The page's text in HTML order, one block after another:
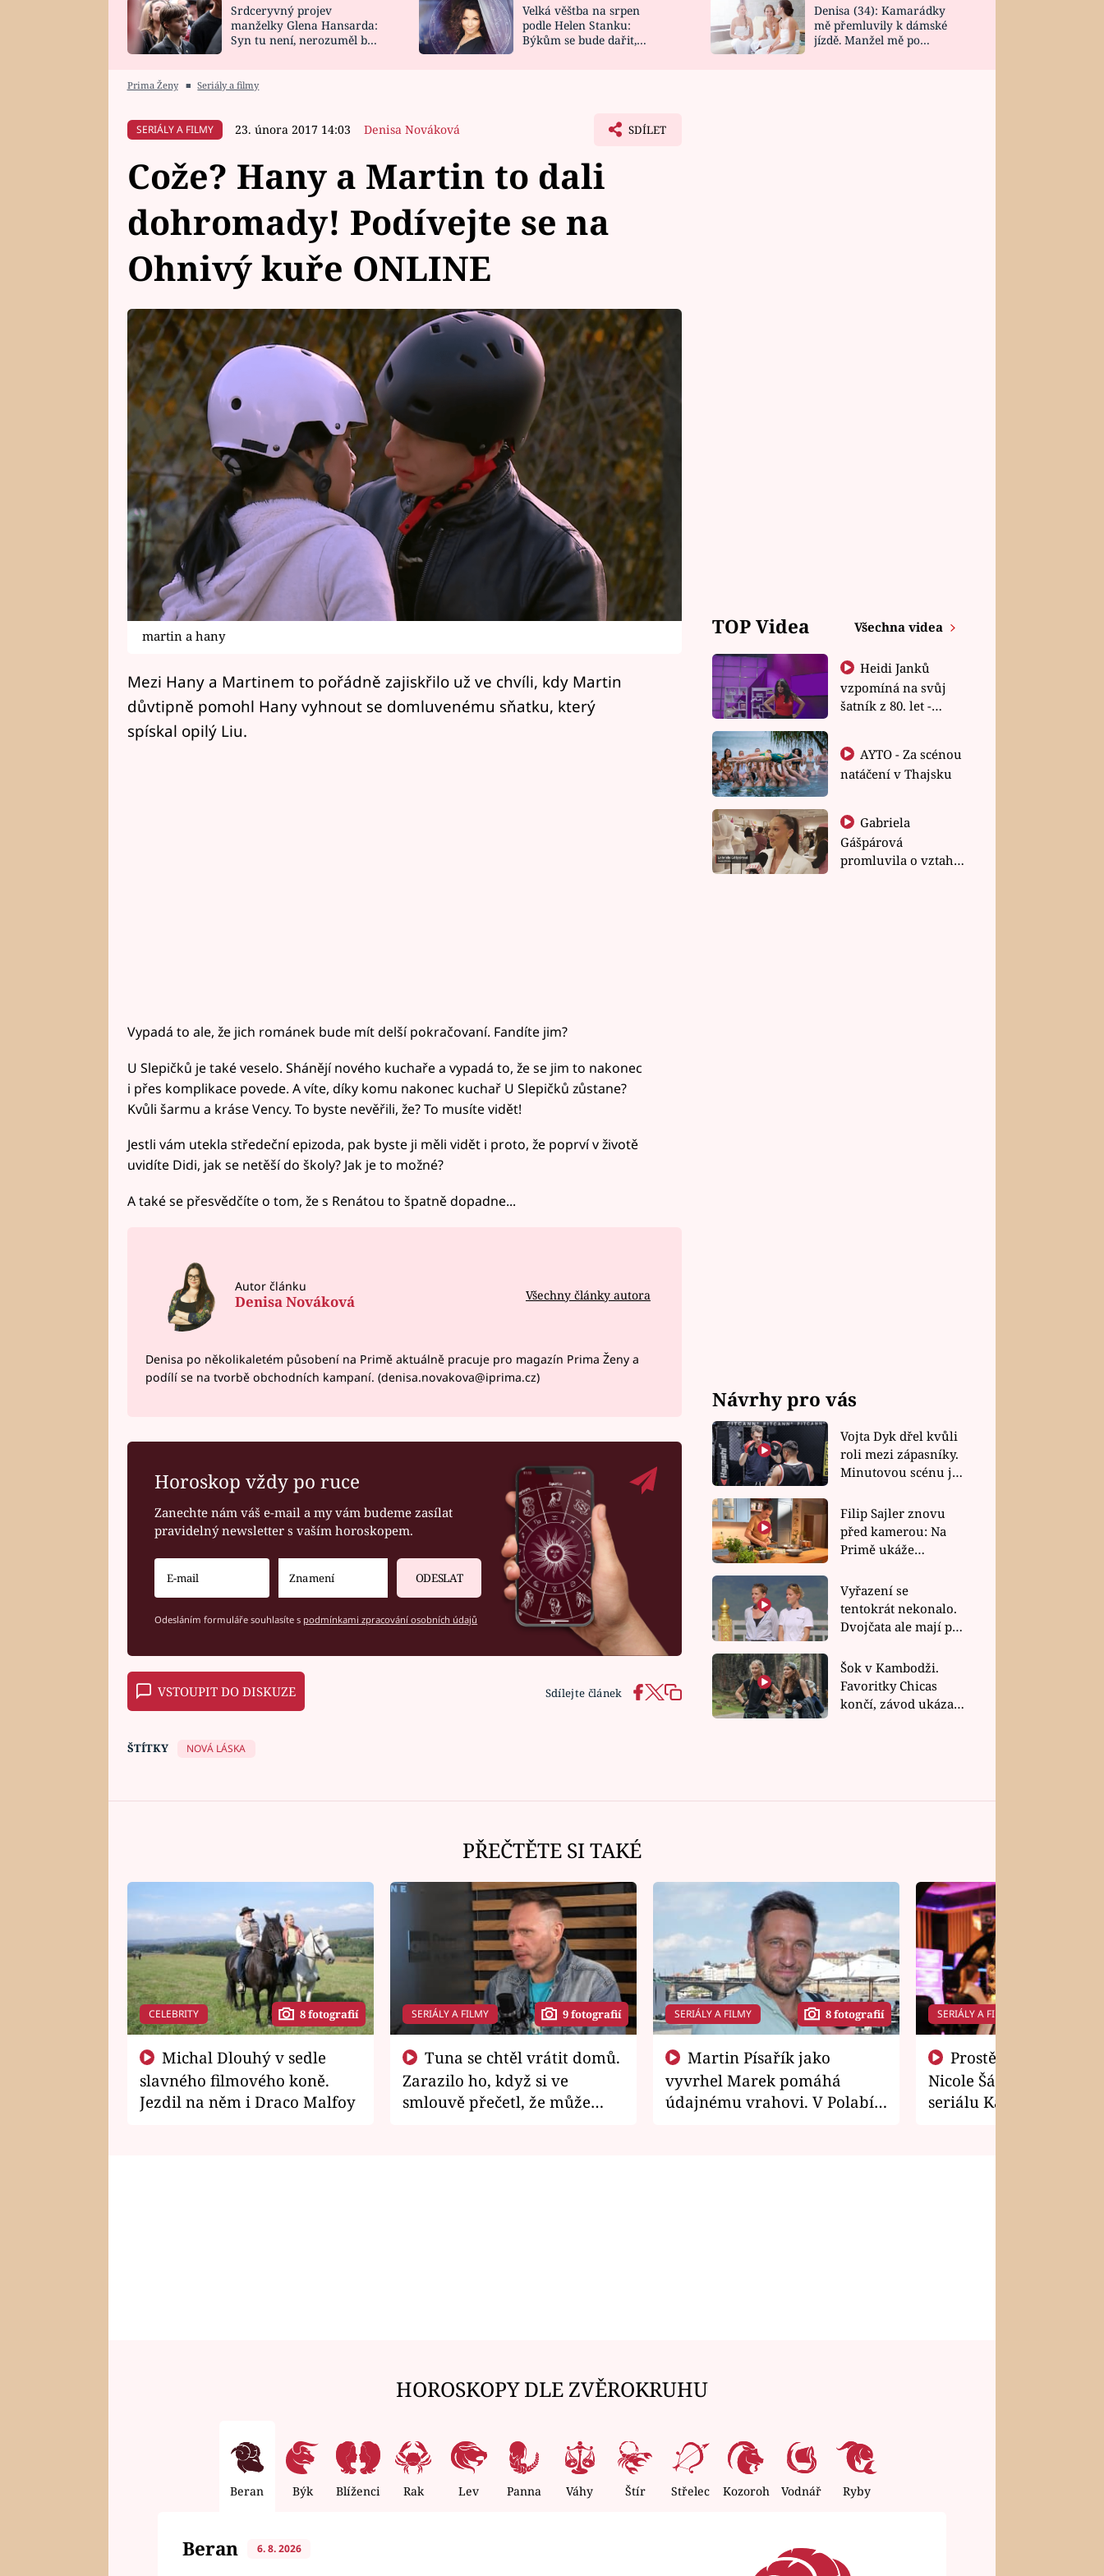
HOROSKOP NA
CELEBRITY
VAŘENÍ
NOVINKY
VIDEORECEPTY
DESIGN
Srdceryvný projev
manželky Glena Hansarda:
Syn tu není, nerozuměl by
Velká věštba na srpen
podle Helen Stanku:
Býkům se bude dařit,
Denisa (34): Kamarádky
mě přemluvily k dámské
jízdě. Manžel mě po
Prima Ženy ■ Seriály a filmy
SERIÁLY A FILMY 23. února 2017 14:03 Denisa Nováková SDÍLET
Cože? Hany a Martin to dali
dohromady! Podívejte se na
Ohnivý kuře ONLINE
martin a hany
Mezi Hany a Martinem to pořádně zajiskřilo už ve chvíli, kdy Martin
důvtipně pomohl Hany vyhnout se domluvenému sňatku, který
spískal opilý Liu.
Vypadá to ale, že jich románek bude mít delší pokračovaní. Fandíte jim?
U Slepičků je také veselo. Shánějí nového kuchaře a vypadá to, že se jim to nakonec
i přes komplikace povede. A víte, díky komu nakonec kuchař U Slepičků zůstane?
Kvůli šarmu a kráse Vency. To byste nevěřili, že? To musíte vidět!
Jestli vám utekla středeční epizoda, pak byste ji měli vidět i proto, že poprví v životě
uvidíte Didi, jak se netěší do školy? Jak je to možné?
A také se přesvědčíte o tom, že s Renátou to špatně dopadne...
Autor článku
Denisa Nováková Všechny články autora
Denisa po několikaletém působení na Primě aktuálně pracuje pro magazín Prima Ženy a
podílí se na tvorbě obchodních kampaní. (denisa.novakova@iprima.cz)
Horoskop vždy po ruce
Zanechte nám váš e-mail a my vám budeme zasílat
pravidelný newsletter s vaším horoskopem.
ODESLAT
Odesláním formuláře souhlasíte s podmínkami zpracování osobních údajů
VSTOUPIT DO DISKUZE Sdílejte článek
ŠTÍTKY NOVÁ LÁSKA
TOP Videa Všechna videa
Heidi Janků
vzpomíná na svůj
šatník z 80. let -
natáčení v Thajsku
Gabriela
Gášpárová
promluvila o vztahu
Návrhy pro vás
Vojta Dyk dřel kvůli
roli mezi zápasníky.
Minutovou scénu jel
Filip Sajler znovu
před kamerou: Na
Primě ukáže
rychlé recepty
Vyřazení se
tentokrát nekonalo.
Dvojčata ale mají po
závodu nůž na krku
Šok v Kambodži.
Favoritky Chicas
končí, závod ukázal
PŘEČTĚTE SI TAKÉ
CELEBRITY 8 fotografií
slavného filmového koně.
Jezdil na něm i Draco Malfoy
SERIÁLY A FILMY 9 fotografií
Zarazilo ho, když si ve
smlouvě přečetl, že může
SERIÁLY A FILMY 8 fotografií
vyvrhel Marek pomáhá
údajnému vrahovi. V Polabí
SERIÁLY A FILMY
Nicole Šáchová získala
seriálu Kamarádi
HOROSKOPY DLE ZVĚROKRUHU
Beran Býk Blíženci Rak Lev Panna Váhy Štír Střelec Kozoroh Vodnář Ryby
Beran 6. 8. 2026